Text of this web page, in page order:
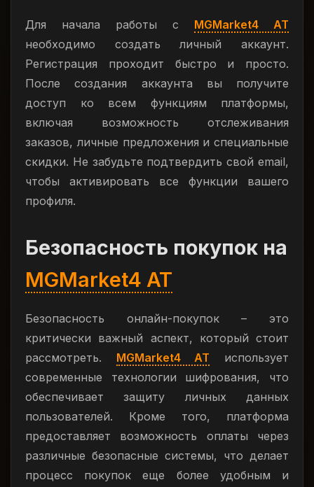
Для начала работы с MGMarket4 AT
необходимо создать личный аккаунт.
Регистрация проходит быстро и просто.
После создания аккаунта вы получите
доступ ко всем функциям платформы,
включая возможность отслеживания
заказов, личные предложения и специальные
скидки. Не забудьте подтвердить свой email,
чтобы активировать все функции вашего
профиля.
Безопасность покупок на
MGMarket4 AT
Безопасность онлайн-покупок – это
критически важный аспект, который стоит
рассмотреть. MGMarket4 AT использует
современные технологии шифрования, что
обеспечивает защиту личных данных
пользователей. Кроме того, платформа
предоставляет возможность оплаты через
различные безопасные системы, что делает
процесс покупок еще более удобным и